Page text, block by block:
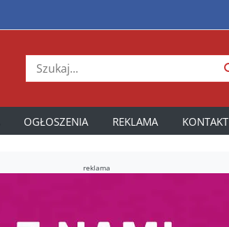
OGŁOSZENIA REKLAMA KONTAKT
reklama